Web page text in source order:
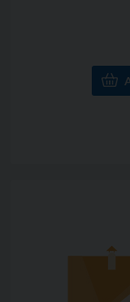
ristrutturare
sviluppare un
può
prevision,